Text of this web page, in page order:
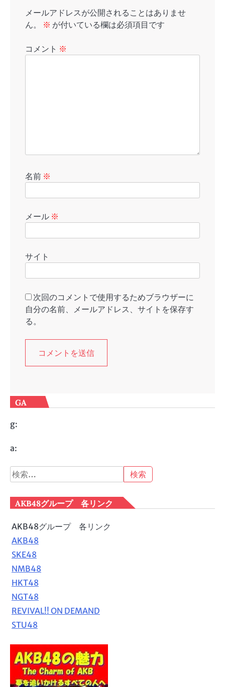
メールアドレスが公開されることはありませ
ん。
※ が付いている欄は必須項目です
コメント ※
名前 ※
メール ※
サイト
次回のコメントで使用するためブラウザーに
自分の名前、メールアドレス、サイトを保存す
る。
GA
g:
a:
検
索:
AKB48グループ 各リンク
AKB48グループ 各リンク
AKB48
SKE48
NMB48
HKT48
NGT48
REVIVAL!! ON DEMAND
STU48